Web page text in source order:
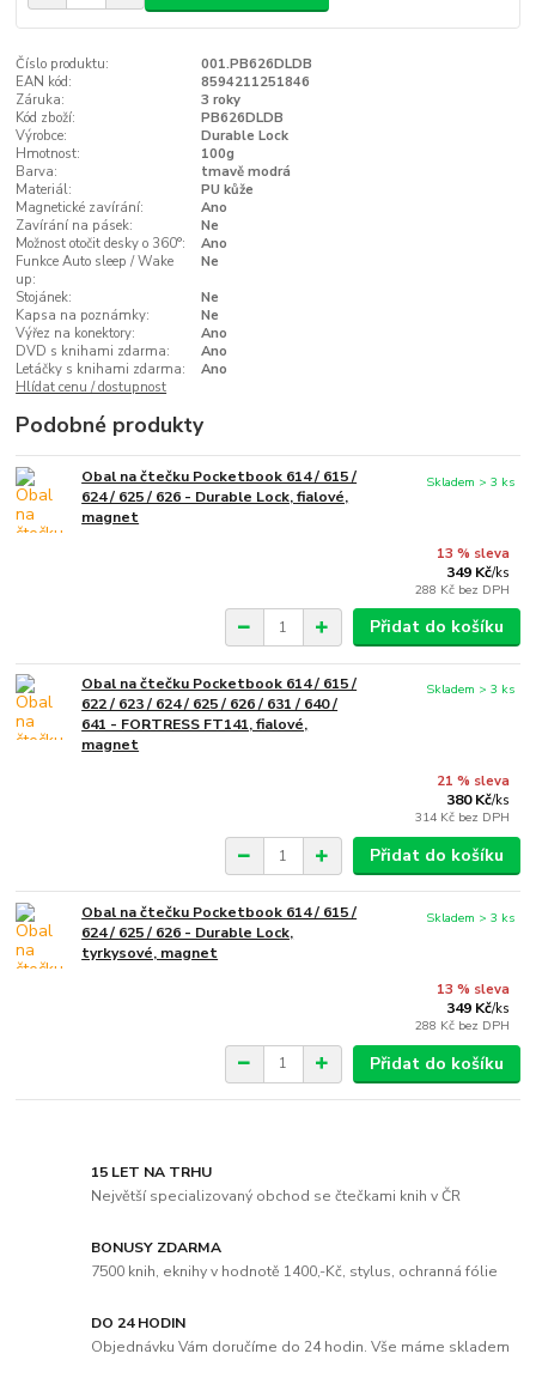
Číslo produktu:
001.PB626DLDB
EAN kód:
8594211251846
Záruka:
3 roky
Kód zboží:
PB626DLDB
Výrobce:
Durable Lock
Hmotnost:
100g
Barva:
tmavě modrá
Materiál:
PU kůže
Magnetické zavírání:
Ano
Zavírání na pásek:
Ne
Možnost otočit desky o 360°:
Ano
Funkce Auto sleep / Wake
up:
Ne
Stojánek:
Ne
Kapsa na poznámky:
Ne
Výřez na konektory:
Ano
DVD s knihami zdarma:
Ano
Letáčky s knihami zdarma:
Ano
Hlídat cenu / dostupnost
Podobné produkty
Obal na čtečku Pocketbook 614 / 615 /
624 / 625 / 626 - Durable Lock, fialové,
magnet
13 % sleva
349 Kč/ks
288 Kč bez DPH
Skladem > 3 ks
Přidat do košíku
Obal na čtečku Pocketbook 614 / 615 /
622 / 623 / 624 / 625 / 626 / 631 / 640 /
641 - FORTRESS FT141, fialové,
magnet
21 % sleva
380 Kč/ks
314 Kč bez DPH
Skladem > 3 ks
Přidat do košíku
Obal na čtečku Pocketbook 614 / 615 /
624 / 625 / 626 - Durable Lock,
tyrkysové, magnet
13 % sleva
349 Kč/ks
288 Kč bez DPH
Skladem > 3 ks
Přidat do košíku
15 LET NA TRHU
Největší specializovaný obchod se čtečkami knih v ČR
BONUSY ZDARMA
7500 knih, eknihy v hodnotě 1400,-Kč, stylus, ochranná fólie
DO 24 HODIN
Objednávku Vám doručíme do 24 hodin. Vše máme skladem